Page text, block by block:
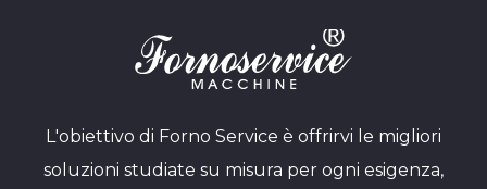
L'obiettivo di Forno Service è offrirvi le migliori
soluzioni studiate su misura per ogni esigenza,